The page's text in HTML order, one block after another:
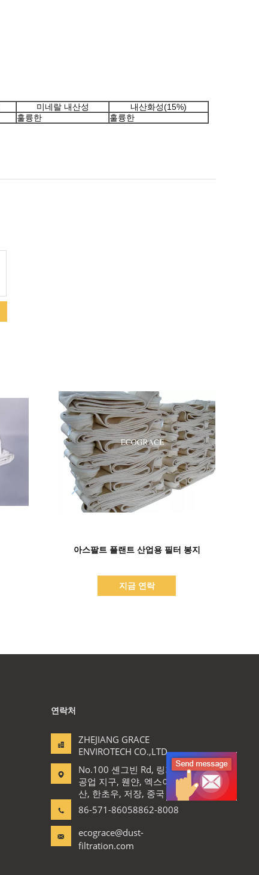
미네랄 내산성
내산화성(15%)
훌륭한 훌륭한
아스팔트 플랜트 산업용 필터 봉지
지금 연락
연락처
ZHEJIANG GRACE
ENVIROTECH CO.,LTD
No.100 셴그빈 Rd, 링지아우
공업 지구, 웬얀, 엑스이아오
산, 한초우, 저장, 중국
86-571-86058862-8008
ecograce@dust-
filtration.com